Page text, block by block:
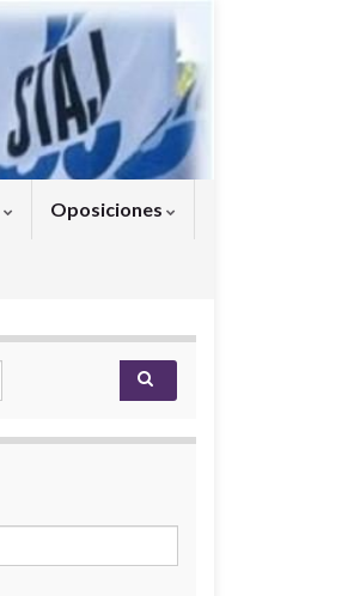
Oposiciones